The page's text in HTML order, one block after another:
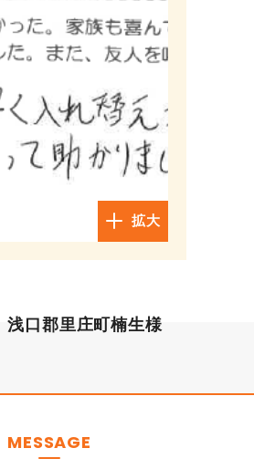
拡大
浅口郡里庄町楠生様
MESSAGE